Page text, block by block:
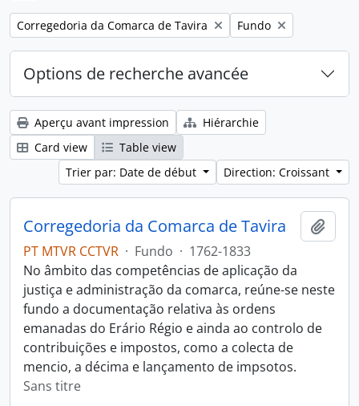
Remove filter:
Corregedoria da Comarca de Tavira Remove filter:
Fundo
Options de recherche avancée
Aperçu avant impression
Hiérarchie
Card view
Table view
Trier par: Date de début
Direction: Croissant
Corregedoria da Comarca de Tavira
PT MTVR CCTVR · Fundo · 1762-1833
No âmbito das competências de aplicação da
justiça e administração da comarca, reúne-se neste
fundo a documentação relativa às ordens
emanadas do Erário Régio e ainda ao controlo de
contribuições e impostos, como a colecta de
mencio, a décima e lançamento de impsotos.
Sans titre